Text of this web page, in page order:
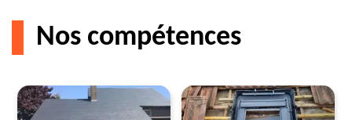
Nos compétences